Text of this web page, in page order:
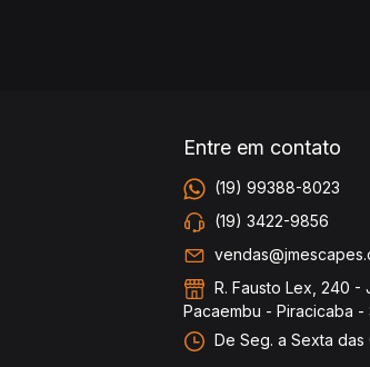
Entre em contato
(19) 99388-8023
(19) 3422-9856
R. Fausto Lex, 240 -
Pacaembu - Piracicaba -
De Seg. a Sexta das